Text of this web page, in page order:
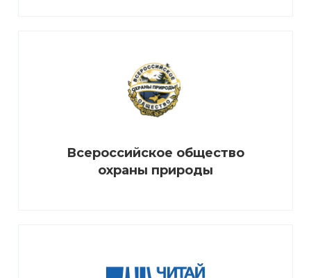
Всероссийское общество
охраны природы